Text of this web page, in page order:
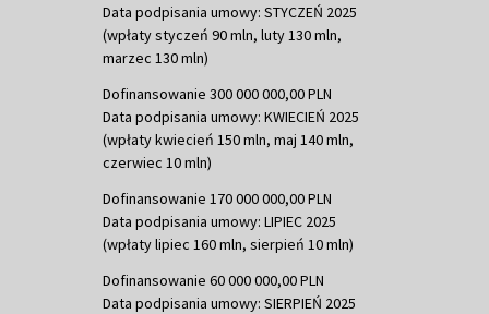
Data podpisania umowy: STYCZEŃ 2025
(wpłaty styczeń 90 mln, luty 130 mln,
marzec 130 mln)
Dofinansowanie 300 000 000,00 PLN
Data podpisania umowy: KWIECIEŃ 2025
(wpłaty kwiecień 150 mln, maj 140 mln,
czerwiec 10 mln)
Dofinansowanie 170 000 000,00 PLN
Data podpisania umowy: LIPIEC 2025
(wpłaty lipiec 160 mln, sierpień 10 mln)
Dofinansowanie 60 000 000,00 PLN
Data podpisania umowy: SIERPIEŃ 2025